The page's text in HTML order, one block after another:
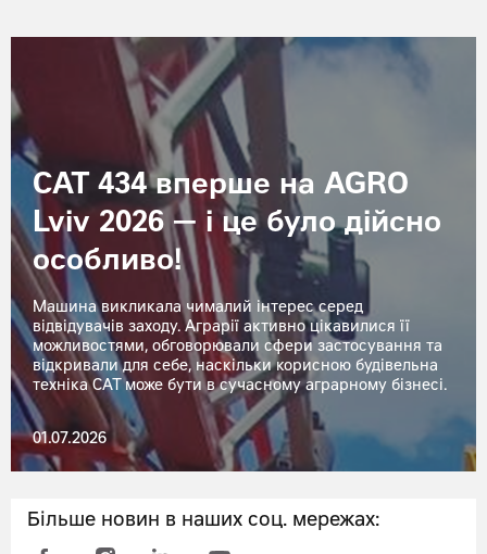
CAT 434 вперше на AGRO
Lviv 2026 — і це було дійсно
особливо!
Машина викликала чималий інтерес серед
відвідувачів заходу. Аграрії активно цікавилися її
можливостями, обговорювали сфери застосування та
відкривали для себе, наскільки корисною будівельна
техніка CAT може бути в сучасному аграрному бізнесі.
01.07.2026
Більше новин в наших соц. мережах: